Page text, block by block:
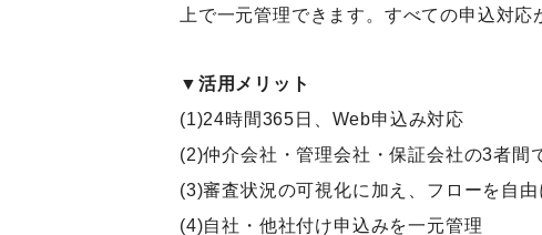
上で一元管理できます。すべての申込対
▼活用メリット
(1)24時間365日、Web申込み対応
(2)仲介会社・管理会社・保証会社の3者間
(3)審査状況の可視化に加え、フローを自
(4)自社・他社付け申込みを一元管理